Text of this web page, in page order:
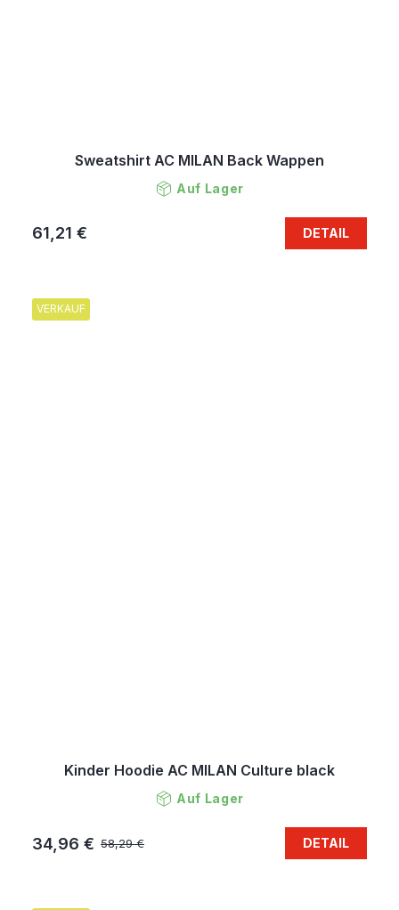
Sweatshirt AC MILAN Back Wappen
Auf Lager
61,21 € DETAIL
VERKAUF
Kinder Hoodie AC MILAN Culture black
Auf Lager
58,29 €
34,96 € DETAIL